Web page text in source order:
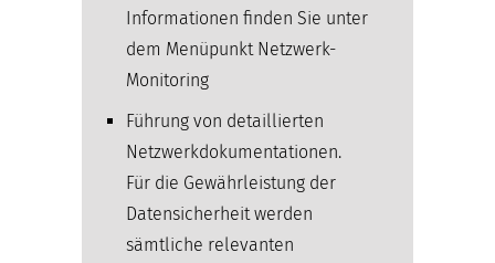
Informationen finden Sie unter
dem Menüpunkt Netzwerk-
Monitoring
Führung von detaillierten
Netzwerkdokumentationen.
Für die Gewährleistung der
Datensicherheit werden
sämtliche relevanten